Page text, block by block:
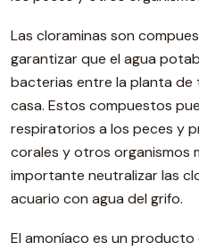
Las cloraminas son
garantizar que el agua
bacterias entre la planta de
casa. Estos compuestos
respiratorios a los peces y
corales y otros organismos
importante neutralizar las
acuario con agua del grifo.
El amoníaco es un